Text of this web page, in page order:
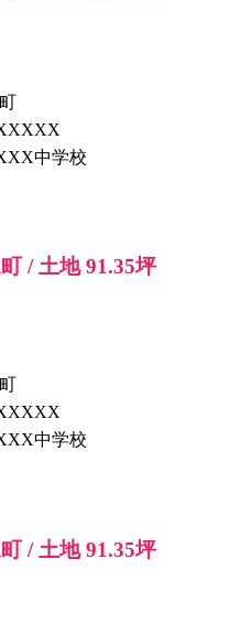
中学校
/ 土地 91.35坪
中学校
/ 土地 91.35坪